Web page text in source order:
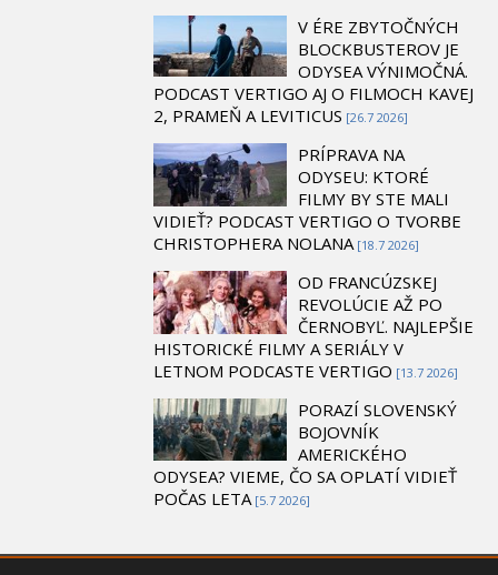
V ÉRE ZBYTOČNÝCH
BLOCKBUSTEROV JE
ODYSEA VÝNIMOČNÁ.
PODCAST VERTIGO AJ O FILMOCH KAVEJ
2, PRAMEŇ A LEVITICUS [26.7 2026]
PRÍPRAVA NA
ODYSEU: KTORÉ
FILMY BY STE MALI
VIDIEŤ? PODCAST VERTIGO O TVORBE
CHRISTOPHERA NOLANA [18.7 2026]
OD FRANCÚZSKEJ
REVOLÚCIE AŽ PO
ČERNOBYĽ. NAJLEPŠIE
HISTORICKÉ FILMY A SERIÁLY V
LETNOM PODCASTE VERTIGO [13.7 2026]
PORAZÍ SLOVENSKÝ
BOJOVNÍK
AMERICKÉHO
ODYSEA? VIEME, ČO SA OPLATÍ VIDIEŤ
POČAS LETA [5.7 2026]